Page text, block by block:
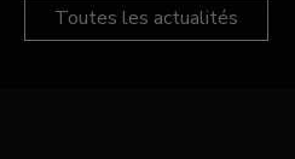
Toutes les actualités